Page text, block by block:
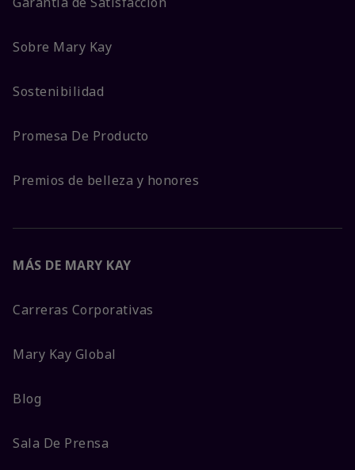
Sobre Mary Kay
Sostenibilidad
Promesa De Producto
Premios de belleza y honores
MÁS DE MARY KAY
Carreras Corporativas
Mary Kay Global
Blog
Sala De Prensa